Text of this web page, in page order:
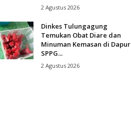
2 Agustus 2026
Dinkes Tulungagung
Temukan Obat Diare dan
Minuman Kemasan di Dapur
SPPG...
2 Agustus 2026